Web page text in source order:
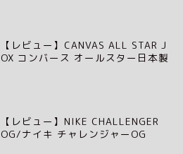
【レビュー】CANVAS ALL STAR J
OX コンバース オールスター日本製
【レビュー】NIKE CHALLENGER
OG/ナイキ チャレンジャーOG